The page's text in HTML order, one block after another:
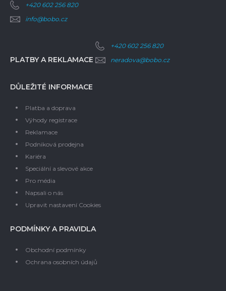
+420 602 256 820
info@bobo.cz
PLATBY A REKLAMACE
+420 602 256 820
neradova@bobo.cz
DŮLEŽITÉ INFORMACE
Platba a doprava
Výhody registrace
Reklamace
Podniková prodejna
Kariéra
Speciální a slevové akce
Pro média
Napsali o nás
Upravit nastavení Cookies
PODMÍNKY A PRAVIDLA
Obchodní podmínky
Ochrana osobních údajů